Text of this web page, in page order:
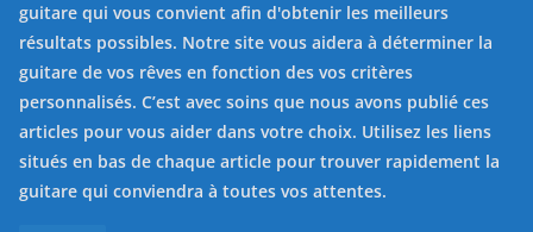
guitare qui vous convient afin d'obtenir les meilleurs
résultats possibles. Notre site vous aidera à déterminer la
guitare de vos rêves en fonction des vos critères
personnalisés. C’est avec soins que nous avons publié ces
articles pour vous aider dans votre choix. Utilisez les liens
situés en bas de chaque article pour trouver rapidement la
guitare qui conviendra à toutes vos attentes.